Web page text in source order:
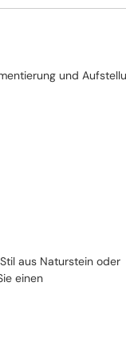
und
aus Naturstein oder
einen